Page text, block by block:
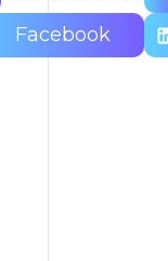
Facebook